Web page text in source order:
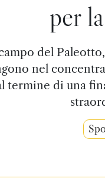
per
del
nel
termine di una